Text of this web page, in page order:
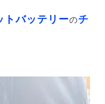
トバッテリーのチ